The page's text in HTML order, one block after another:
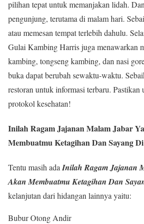
pilihan tepat untuk memanjakan lidah.
pengunjung, terutama di malam hari.
atau memesan tempat terlebih dahulu.
Gulai Kambing Harris juga menawarkan
kambing, tongseng kambing, dan nasi
buka dapat berubah sewaktu-waktu.
restoran untuk informasi terbaru. Pastikan
protokol kesehatan!
Inilah Ragam Jajanan Malam Jabar
Membuatmu Ketagihan Dan Sayang
Tentu masih adaInilah Ragam Jajanan
Akan Membuatmu Ketagihan Dan
kelanjutan dari hidangan lainnya yaitu:
Bubur Otong Andir